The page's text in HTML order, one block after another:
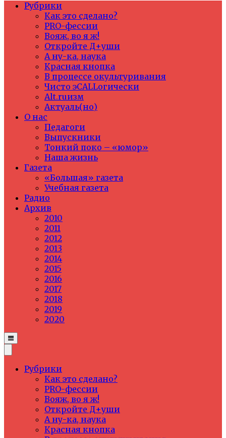
Рубрики
Как это сделано?
PRO-фессии
Вояж, во я ж!
Откройте Д+уши
А ну-ка, наука
Красная кнопка
В процессе окультуривания
Чисто эCALLогически
Alt.ruизм
Актуаль(но)
О нас
Педагоги
Выпускники
Тонкий поко – «юмор»
Наша жизнь
Газета
«Большая» газета
Учебная газета
Радио
Архив
2010
2011
2012
2013
2014
2015
2016
2017
2018
2019
2020
Рубрики
Как это сделано?
PRO-фессии
Вояж, во я ж!
Откройте Д+уши
А ну-ка, наука
Красная кнопка